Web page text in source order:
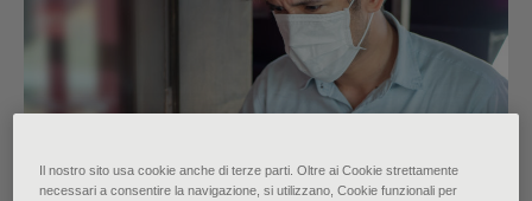
Il nostro sito usa cookie anche di terze parti. Oltre ai Cookie strettamente
necessari a consentire la navigazione, si utilizzano, Cookie funzionali per